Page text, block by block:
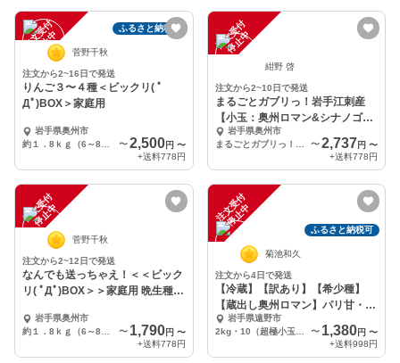
注
文
受
付
停
止
中
ふるさと納税可
菅野千秋
注文から2~16日で発送
りんご３〜４種＜ビックリ( ﾟ
Дﾟ)BOX＞家庭用
岩手県奥州市
〜 2,500円 〜
+送料778円
注
文
受
付
停
止
中
紺野 啓
注文から2~10日で発送
まるごとガブリっ！岩手江刺産
【小玉：奥州ロマン&シナノゴー
ルド】
岩手県奥州市
〜2,737円 〜
+送料778円
注
文
受
付
停
止
中
菅野千秋
注文から2~12日で発送
なんでも送っちゃえ！＜＜ビック
リ( ﾟДﾟ)BOX＞＞家庭用 晩生種り
岩手県奥州市
〜 1,790円 〜
+送料778円
注
文
受
付
停
止
中
ふるさと納税可
菊池和久
注文から4日で発送
【冷蔵】【訳あり】【希少種】
【蔵出し奥州ロマン】パリ甘・ジ
ューシー家庭用
岩手県遠野市
〜 1,380円 〜
+送料998円